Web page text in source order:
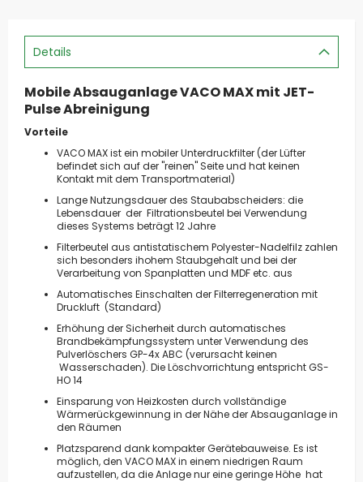
Details
Mobile Absauganlage VACO MAX mit JET-
Pulse Abreinigung
Vorteile
VACO MAX ist ein mobiler Unterdruckfilter (der Lüfter
befindet sich auf der "reinen" Seite und hat keinen
Kontakt mit dem Transportmaterial)
Lange Nutzungsdauer des Staubabscheiders: die
Lebensdauer der Filtrationsbeutel bei Verwendung
dieses Systems beträgt 12 Jahre
Filterbeutel aus antistatischem Polyester-Nadelfilz zahlen
sich besonders ihohem Staubgehalt und bei der
Verarbeitung von Spanplatten und MDF etc. aus
Automatisches Einschalten der Filterregeneration mit
Druckluft (Standard)
Erhöhung der Sicherheit durch automatisches
Brandbekämpfungssystem unter Verwendung des
Pulverlöschers GP-4x ABC (verursacht keinen
Wasserschaden). Die Löschvorrichtung entspricht GS-
HO 14
Einsparung von Heizkosten durch vollständige
Wärmerückgewinnung in der Nähe der Absauganlage in
den Räumen
Platzsparend dank kompakter Gerätebauweise. Es ist
möglich, den VACO MAX in einem niedrigen Raum
aufzustellen, da die Anlage nur eine geringe Höhe hat